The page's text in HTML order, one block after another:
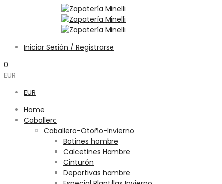
Iniciar Sesión / Registrarse
0
EUR
EUR
Home
Caballero
Caballero-Otoño-Invierno
Botines hombre
Calcetines Hombre
Cinturón
Deportivas hombre